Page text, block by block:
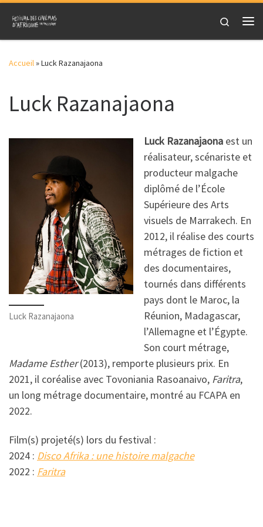
Skip to content
Search
Accueil»Luck Razanajaona
Luck Razanajaona
Luck Razanajaona
Luck Razanajaona est un
réalisateur, scénariste et
producteur malgache
diplômé de l’École
Supérieure des Arts
visuels de Marrakech. En
2012, il réalise des courts
métrages de fiction et
des documentaires,
tournés dans différents
pays dont le Maroc, la
Réunion, Madagascar,
l’Allemagne et l’Égypte.
Son court métrage,
Madame Esther(2013), remporte plusieurs prix. En
2021, il coréalise avec Tovoniania Rasoanaivo, Faritra,
un long métrage documentaire, montré au FCAPA en
2022.
Film(s) projeté(s) lors du festival :
2024 : Disco Afrika : une histoire malgache
2022 : Faritra